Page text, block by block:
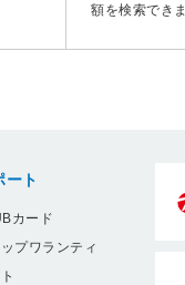
額を検索できま
ート
カード
プワランティ